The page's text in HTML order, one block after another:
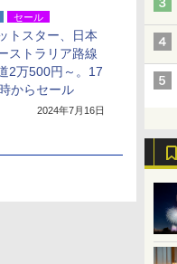
セール
トスター、日本
ストラリア路線
2万500円～。17
からセール
2024年7月16日